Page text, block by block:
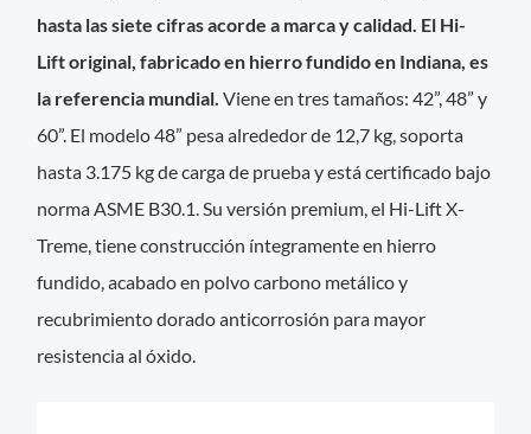
hasta las siete cifras acorde a marca y calidad. El Hi-
Lift original, fabricado en hierro fundido en Indiana, es
la referencia mundial.Viene en tres tamaños: 42”, 48” y
60”. El modelo 48” pesa alrededor de 12,7 kg, soporta
hasta 3.175 kg de carga de prueba y está certificado bajo
norma ASME B30.1. Su versión premium, el Hi-Lift X-
Treme, tiene construcción íntegramente en hierro
fundido, acabado en polvo carbono metálico y
recubrimiento dorado anticorrosión para mayor
resistencia al óxido.